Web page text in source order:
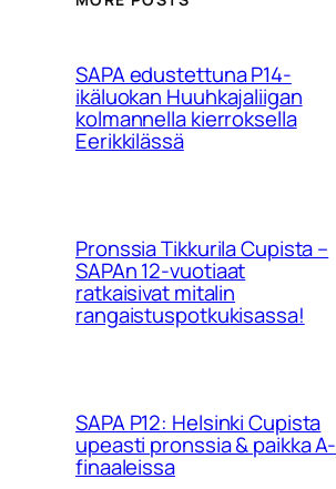
SAPA edustettuna P14-
ikäluokan Huuhkajaliigan
kolmannella kierroksella
Eerikkilässä
Pronssia Tikkurila Cupista –
SAPAn 12-vuotiaat
ratkaisivat mitalin
rangaistuspotkukisassa!
SAPA P12: Helsinki Cupista
upeasti pronssia & paikka A-
finaaleissa